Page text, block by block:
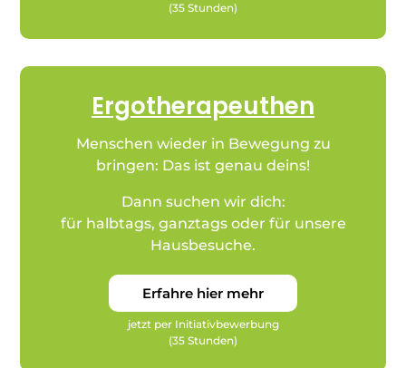
(35 Stunden)
Ergotherapeuthen
Menschen wieder in Bewegung zu
bringen: Das ist genau deins!
Dann suchen wir dich:
für halbtags, ganztags oder für unsere
Hausbesuche.
Erfahre hier mehr
jetzt per Initiativbewerbung
(35 Stunden)